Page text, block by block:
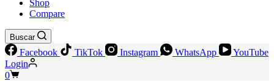
Shop
Compare
Buscar
Facebook TikTok Instagram WhatsApp
YouTube
Login
Shopping
0